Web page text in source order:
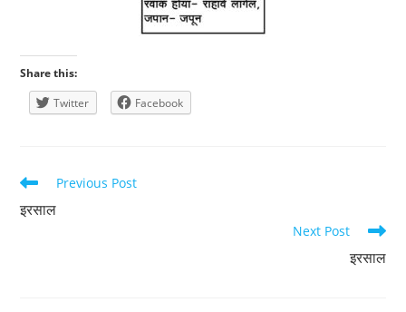
Share this:
Twitter
Facebook
Read
articles
Previous Post
इरसाल
Next Post
इरसाल